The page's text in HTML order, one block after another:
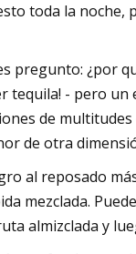
toda la noche,
pregunto: ¿por
tequila! - pero
de
de otra
al reposado
mezclada.
almizclada y